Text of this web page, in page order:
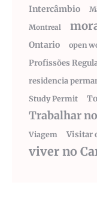
Intercâmbio
Montreal
Ontario open
Profissões
residencia
Study Permit
Trabalhar
Viagem Visitar
viver no